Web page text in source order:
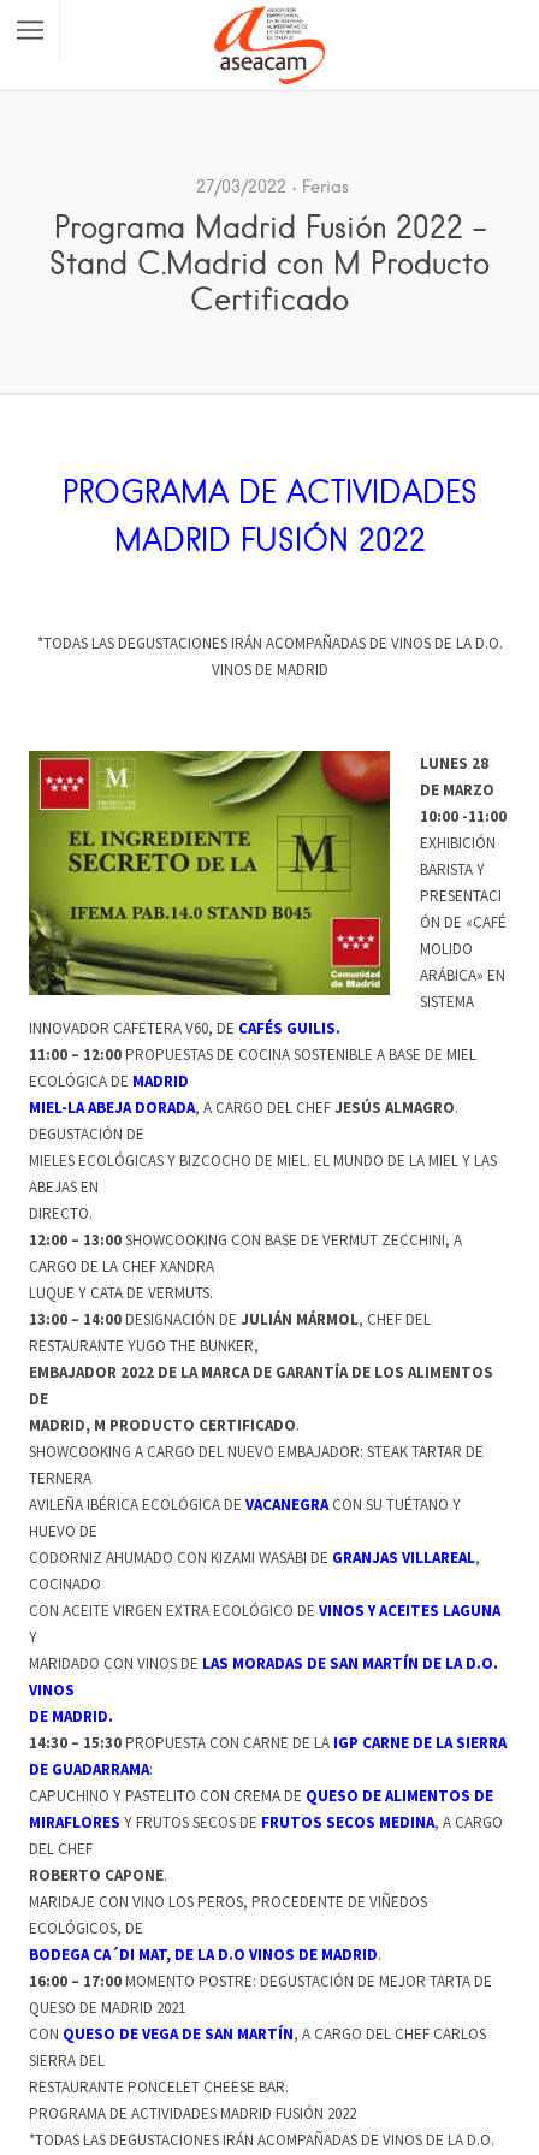
27/03/2022 Ferias
Programa Madrid Fusión 2022 –
Stand C.Madrid con M Producto
Certificado
PROGRAMA DE ACTIVIDADES
MADRID FUSIÓN 2022
*TODAS LAS DEGUSTACIONES IRÁN ACOMPAÑADAS DE VINOS DE LA D.O.
VINOS DE MADRID
LUNES 28
DE MARZO
10:00 -11:00
EXHIBICIÓN
BARISTA Y
PRESENTACI
ÓN DE «CAFÉ
MOLIDO
ARÁBICA» EN
SISTEMA
INNOVADOR CAFETERA V60, DE CAFÉS GUILIS.
11:00 – 12:00PROPUESTAS DE COCINA SOSTENIBLE A BASE DE MIEL
ECOLÓGICA DE MADRID
MIEL-LA ABEJA DORADA, A CARGO DEL CHEFJESÚS ALMAGRO.
DEGUSTACIÓN DE
MIELES ECOLÓGICAS Y BIZCOCHO DE MIEL. EL MUNDO DE LA MIEL Y LAS
ABEJAS EN
DIRECTO.
12:00 – 13:00SHOWCOOKING CON BASE DE VERMUT ZECCHINI, A
CARGO DE LA CHEF XANDRA
LUQUE Y CATA DE VERMUTS.
13:00 – 14:00DESIGNACIÓN DE JULIÁN MÁRMOL, CHEF DEL
RESTAURANTE YUGO THE BUNKER,
EMBAJADOR 2022 DE LA MARCA DE GARANTÍA DE LOS ALIMENTOS
DE
MADRID, M PRODUCTO CERTIFICADO.
SHOWCOOKING A CARGO DEL NUEVO EMBAJADOR: STEAK TARTAR DE
TERNERA
AVILEÑA IBÉRICA ECOLÓGICA DE VACANEGRACON SU TUÉTANO Y
HUEVO DE
CODORNIZ AHUMADO CON KIZAMI WASABI DE GRANJAS VILLAREAL,
COCINADO
CON ACEITE VIRGEN EXTRA ECOLÓGICO DE VINOS Y ACEITES LAGUNA
Y
MARIDADO CON VINOS DE LAS MORADAS DE SAN MARTÍN DE LA D.O.
VINOS
DE MADRID.
14:30 – 15:30PROPUESTA CON CARNE DE LA IGP CARNE DE LA SIERRA
DE GUADARRAMA:
CAPUCHINO Y PASTELITO CON CREMA DE QUESO DE ALIMENTOS DE
MIRAFLORES Y FRUTOS SECOS DE FRUTOS SECOS MEDINA, A CARGO
DEL CHEF
ROBERTO CAPONE.
MARIDAJE CON VINO LOS PEROS, PROCEDENTE DE VIÑEDOS
ECOLÓGICOS, DE
BODEGA CA´DI MAT, DE LA D.O VINOS DE MADRID.
16:00 – 17:00MOMENTO POSTRE: DEGUSTACIÓN DE MEJOR TARTA DE
QUESO DE MADRID 2021
CON QUESO DE VEGA DE SAN MARTÍN, A CARGO DEL CHEF CARLOS
SIERRA DEL
RESTAURANTE PONCELET CHEESE BAR.
PROGRAMA DE ACTIVIDADES MADRID FUSIÓN 2022
*TODAS LAS DEGUSTACIONES IRÁN ACOMPAÑADAS DE VINOS DE LA D.O.